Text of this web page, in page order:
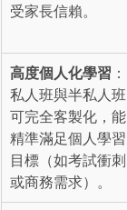
受家長信賴。
高度個人化學習 ：
私人班與半私人班
可完全客製化，能
精準滿足個人學習
目標（如考試衝刺
或商務需求）。